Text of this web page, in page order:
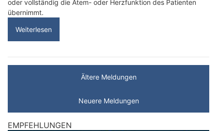
oder vollständig die Atem- oder Herzfunktion des Patienten
übernimmt.
Weiterlesen
Ältere Meldungen
Neuere Meldungen
EMPFEHLUNGEN